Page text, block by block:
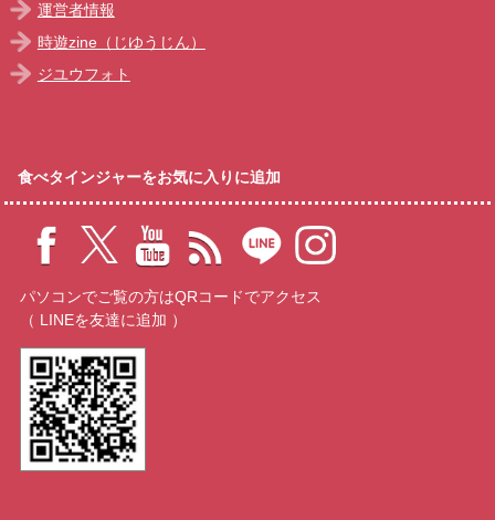
運営者情報
時遊zine（じゆうじん）
ジユウフォト
食べタインジャーをお気に入りに追加
パソコンでご覧の方はQRコードでアクセス
（ LINEを友達に追加 ）